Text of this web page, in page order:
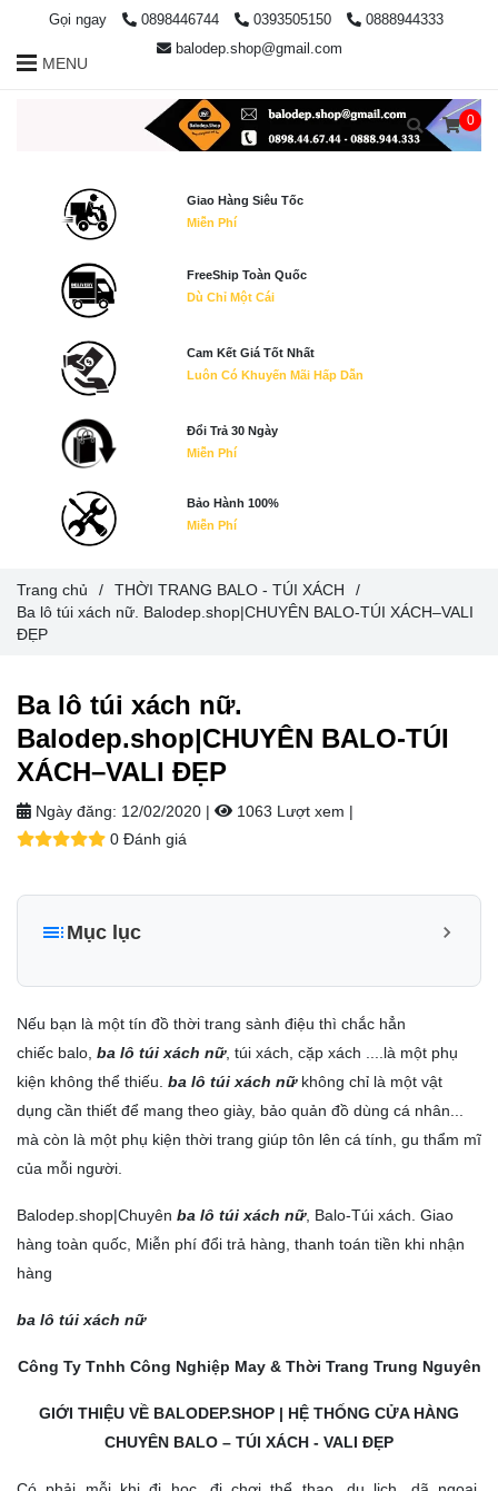
Ba lô túi xách nữ.
Balodep.shop|CHUYÊN BALO-TÚI
XÁCH–VALI ĐẸP
Ngày đăng: 12/02/2020 | 1063 Lượt xem |
0 Đánh giá
Mục lục
DANH MỤC SẢN PHẨM
THƯƠNG HIỆU CHẤT LƯỢNG
+ Mua lẻ hoặc làm Nhà phân phối/Đại lý bán hàng nhãn
hiệu TN Bags & Xbags:
[Hỗ trợ in Logo/thông tin khách hàng lên Sản phẩm chỉ từ
5 cái]
+ May Balo–Túi xách–Đồng phục theo yêu cầu:
Nếu bạn là một tín đồ thời trang sành điệu thì chắc hẳn
chiếc balo, ba lô túi xách nữ, túi xách, cặp xách ....là một phụ
kiện không thể thiếu. ba lô túi xách nữkhông chỉ là một vật
dụng cần thiết để mang theo giày, bảo quản đồ dùng cá nhân...
mà còn là một phụ kiện thời trang giúp tôn lên cá tính, gu thẩm mĩ
của mỗi người.
Balodep.shop|Chuyên ba lô túi xách nữ, Balo-Túi xách. Giao
hàng toàn quốc, Miễn phí đổi trả hàng, thanh toán tiền khi nhận
hàng
ba lô túi xách nữ
Công Ty Tnhh Công Nghiệp May & Thời Trang Trung Nguyên
GIỚI THIỆU VỀ BALODEP.SHOP | HỆ THỐNG CỬA HÀNG
CHUYÊN BALO – TÚI XÁCH - VALI ĐẸP
Trang chủ / THỜI TRANG BALO - TÚI XÁCH
/
Ba lô túi xách nữ. Balodep.shop|CHUYÊN BALO-TÚI XÁCH–VALI
ĐẸP
Gọi ngay 0898446744 0393505150
0888944333
balodep.shop@gmail.com
MENU
0
Giao Hàng Siêu Tốc
Miễn Phí
FreeShip Toàn Quốc
Dù Chỉ Một Cái
Cam Kết Giá Tốt Nhất
Luôn Có Khuyến Mãi Hấp Dẫn
Đổi Trả 30 Ngày
Miễn Phí
Bảo Hành 100%
Miễn Phí